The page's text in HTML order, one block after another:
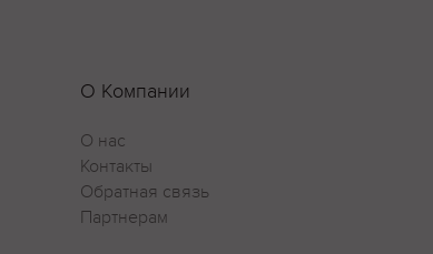
О Компании
О нас
Контакты
Обратная связь
Партнерам